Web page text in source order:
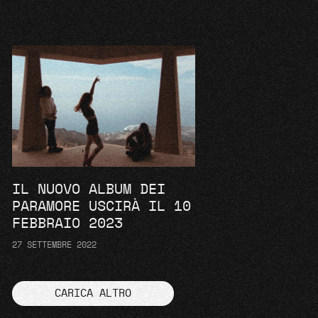
IL NUOVO ALBUM DEI
PARAMORE USCIRÀ IL 10
FEBBRAIO 2023
27 SETTEMBRE 2022
CARICA ALTRO